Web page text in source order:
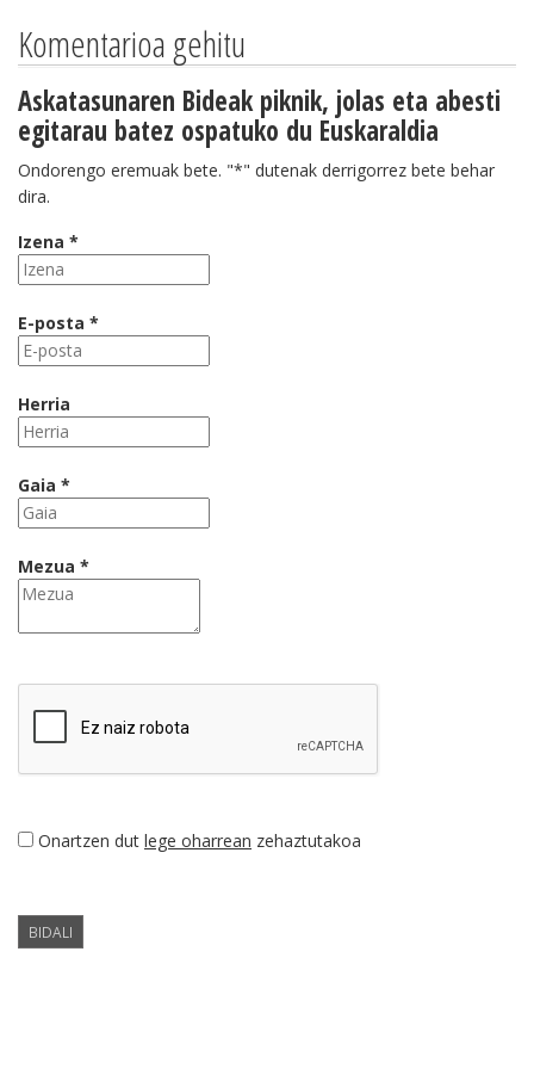
Komentarioa gehitu
Askatasunaren Bideak piknik, jolas eta abesti
egitarau batez ospatuko du Euskaraldia
Ondorengo eremuak bete. "*" dutenak derrigorrez bete behar
dira.
Izena *
E-posta *
Herria
Gaia *
Mezua *
Onartzen dut lege oharrean zehaztutakoa
BIDALI